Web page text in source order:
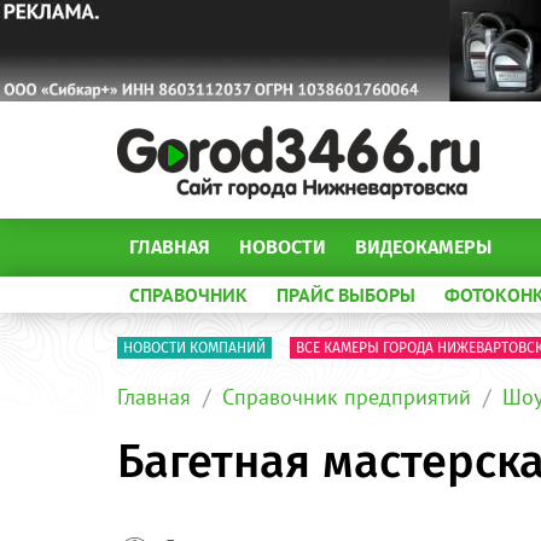
ГЛАВНАЯ НОВОСТИ ВИДЕОКАМЕРЫ
СПРАВОЧНИК ПРАЙС ВЫБОРЫ
НОВОСТИ КОМПАНИЙ ВСЕ КАМЕРЫ ГОРОДА
Главная Справочник предприятий
Багетная